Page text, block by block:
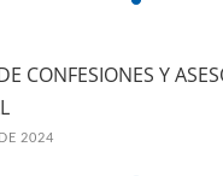
CONFESIONES Y
2024